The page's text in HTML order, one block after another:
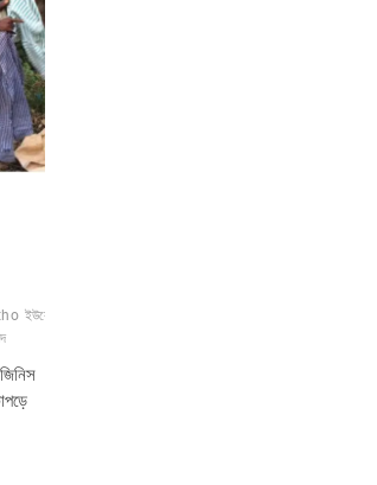
ইউরো-